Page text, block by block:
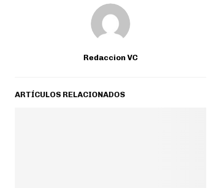
Redaccion VC
ARTÍCULOS RELACIONADOS